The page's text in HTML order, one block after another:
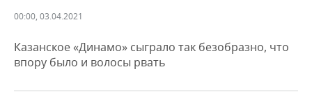
ТАТАРСТАН
УДМУРТИЯ
АНАЛИТИКА
НОВОСТИ АНАЛИТИКИ
ЭКОНОМИКА
00:00, 03.04.2021
Казанское «Динамо» сыграло так безобразно, что
впору было и волосы рвать